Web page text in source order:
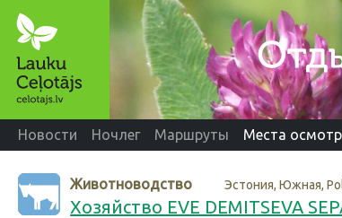
Новости Ночлег Маршруты Места
Животноводство Эстония, Южная,
Хозяйство EVE DEMITSEVA